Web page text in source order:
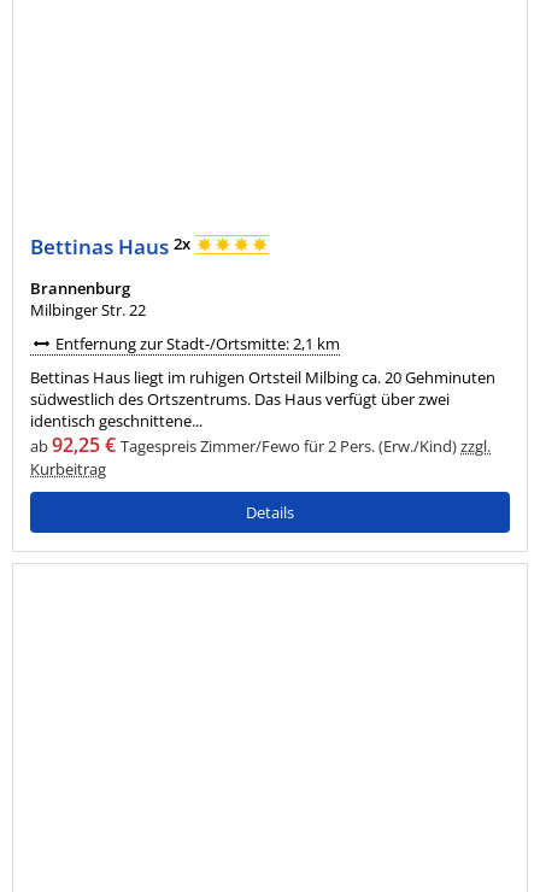
Bettinas Haus 2x
Brannenburg
Milbinger Str. 22
Entfernung zur Stadt-/Ortsmitte: 2,1 km
Bettinas Haus liegt im ruhigen Ortsteil Milbing ca. 20 Gehminuten
südwestlich des Ortszentrums. Das Haus verfügt über zwei
identisch geschnittene...
ab92,25 € Tagespreis Zimmer/Fewo für 2 Pers. (Erw./Kind)zzgl.
Kurbeitrag
Details